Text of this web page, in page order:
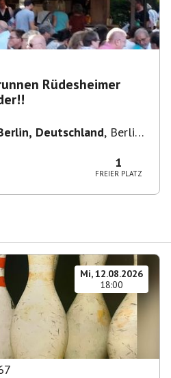
Rüdesheimer
Deutschland, Berlin-
1
FREIER PLATZ
Mi, 12.08.2026
18:00